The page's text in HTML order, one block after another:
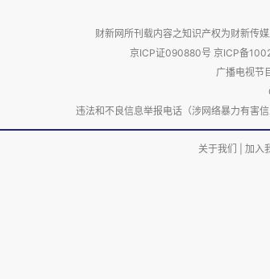
套环，一咸一甜。小王说在他们老家，
年都要做，还要自己磨浆、做米粉……我
宵的全过程，并说那时有个调侃的段子：
果、蔬菜等说，这儿要收拾一下。小王说
财新网所刊载内容之知识产权为财新传
京ICP证090880号 京ICP备
广播电视节
违法和不良信息举报电话（涉网络暴力有
关于我们 加入